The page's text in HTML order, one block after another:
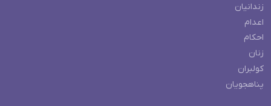
زندانیان
اعدام
احکام
زنان
کولبران
پناهجویان